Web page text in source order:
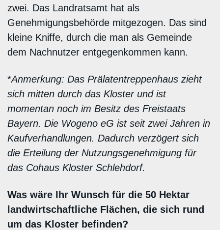
zwei. Das Landratsamt hat als
Genehmigungsbehörde mitgezogen. Das sind
kleine Kniffe, durch die man als Gemeinde
dem Nachnutzer entgegenkommen kann.
*Anmerkung: Das Prälatentreppenhaus zieht
sich mitten durch das Kloster und ist
momentan noch im Besitz des Freistaats
Bayern. Die Wogeno eG ist seit zwei Jahren in
Kaufverhandlungen. Dadurch verzögert sich
die Erteilung der Nutzungsgenehmigung für
das Cohaus Kloster Schlehdorf.
Was wäre Ihr Wunsch für die 50 Hektar
landwirtschaftliche Flächen, die sich rund
um das Kloster befinden?